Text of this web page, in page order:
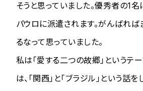
そうと思っていました。優秀者の1
パウロに派遣されます。がんばれば
るなって思っていました。
私は「愛する二つの故郷」というテ
は、「関西」と「ブラジル」という話